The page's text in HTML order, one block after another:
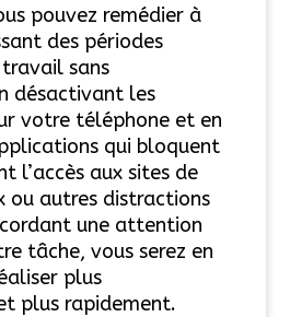
pouvez remédier à
des périodes
sans
désactivant les
votre téléphone et en
qui bloquent
l’accès aux sites de
ou autres distractions
une attention
tâche, vous serez en
plus
plus rapidement.